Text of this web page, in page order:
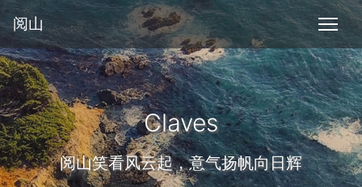
阅山
Claves
阅山笑看风云起，意气扬帆向日辉